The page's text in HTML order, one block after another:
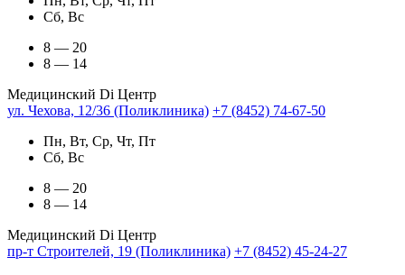
Сб, Вс
8 — 20
8 — 14
Медицинский Di Центр
ул. Чехова, 12/36 (Поликлиника) +7 (8452) 74-67-50
Пн, Вт, Ср, Чт, Пт
Сб, Вс
8 — 20
8 — 14
Медицинский Di Центр
пр-т Строителей, 19 (Поликлиника) +7 (8452) 45-24-27